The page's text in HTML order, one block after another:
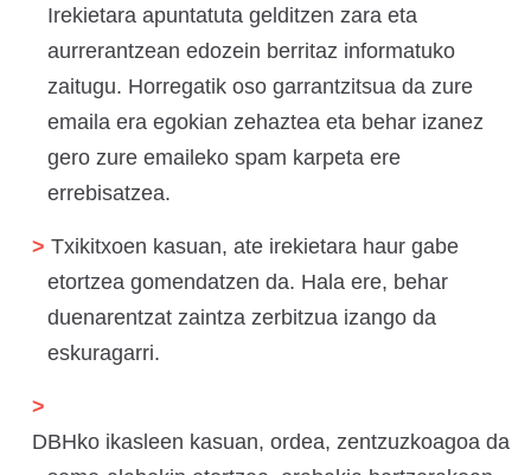
Irekietara apuntatuta gelditzen zara eta
aurrerantzean edozein berritaz informatuko
zaitugu. Horregatik oso garrantzitsua da zure
emaila era egokian zehaztea eta behar izanez
gero zure emaileko spam karpeta ere
errebisatzea.
Txikitxoen kasuan, ate irekietara haur gabe
etortzea gomendatzen da. Hala ere, behar
duenarentzat zaintza zerbitzua izango da
eskuragarri.
DBHko ikasleen kasuan, ordea, zentzuzkoagoa da